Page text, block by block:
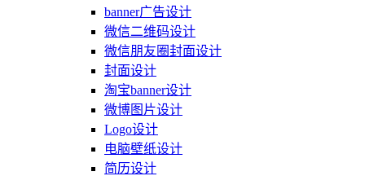
banner广告设计
微信二维码设计
微信朋友圈封面设计
封面设计
淘宝banner设计
微博图片设计
Logo设计
电脑壁纸设计
简历设计